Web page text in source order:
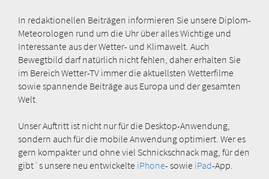
In redaktionellen Beiträgen informieren Sie unsere Diplom-
Meteorologen rund um die Uhr über alles Wichtige und
Interessante aus der Wetter- und Klimawelt. Auch
Bewegtbild darf natürlich nicht fehlen, daher erhalten Sie
im Bereich Wetter-TV immer die aktuellsten Wetterfilme
sowie spannende Beiträge aus Europa und der gesamten
Welt.
Unser Auftritt ist nicht nur für die Desktop-Anwendung,
sondern auch für die mobile Anwendung optimiert. Wer es
gern kompakter und ohne viel Schnickschnack mag, für den
gibt´s unsere neu entwickelte iPhone- sowie iPad-App.